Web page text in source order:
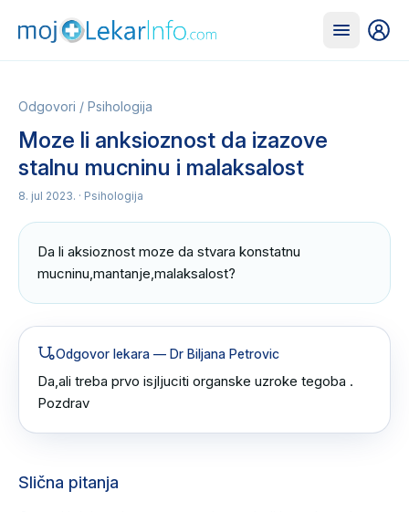
Odgovori / Psihologija
Moze li anksioznost da izazove
stalnu mucninu i malaksalost
8. jul 2023. · Psihologija
Da li aksioznost moze da stvara konstatnu
mucninu,mantanje,malaksalost?
Odgovor lekara — Dr Biljana Petrovic
Da,ali treba prvo isjljuciti organske uzroke tegoba .
Pozdrav
Slična pitanja